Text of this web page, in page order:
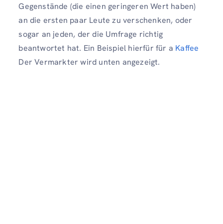
Gegenstände (die einen geringeren Wert haben)
an die ersten paar Leute zu verschenken, oder
sogar an jeden, der die Umfrage richtig
beantwortet hat. Ein Beispiel hierfür für a Kaffee
Der Vermarkter wird unten angezeigt.